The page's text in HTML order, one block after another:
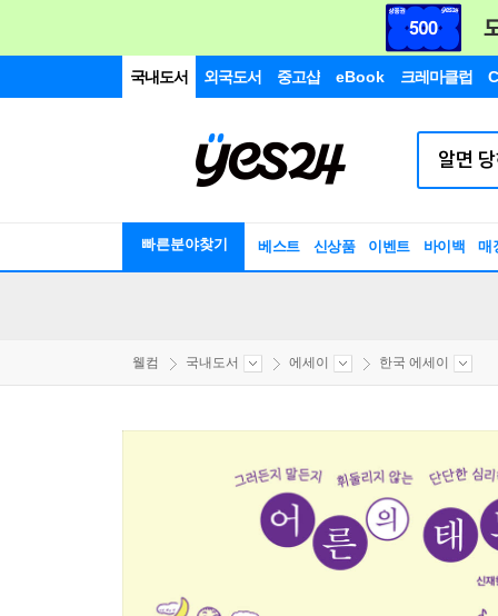
국내도서 외국도서 중고샵 eBook 크레마클럽
빠른분야찾기 베스트 신상품 이벤트 바이백 매
웰컴 국내도서 에세이 한국 에세이